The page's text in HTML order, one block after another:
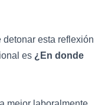
esta reflexión
es ¿En donde